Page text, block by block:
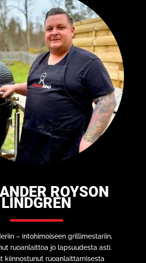
ROYSON
LINDGREN
– intohimoiseen grillimestariin,
ruoanlaittoa jo lapsuudesta asti.
kiinnostunut ruoanlaittamisesta